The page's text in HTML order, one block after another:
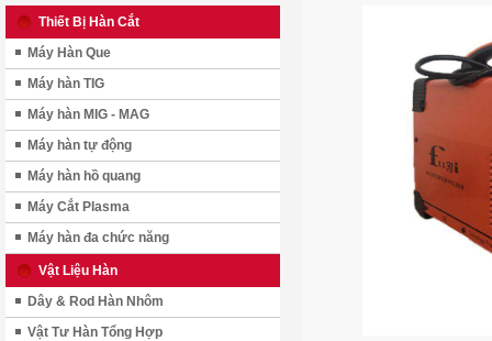
Thiết Bị Hàn Cắt
Máy Hàn Que
Máy hàn TIG
Máy hàn MIG - MAG
Máy hàn tự động
Máy hàn hồ quang
Máy Cắt Plasma
Máy hàn đa chức năng
Vật Liệu Hàn
Dây & Rod Hàn Nhôm
Vật Tư Hàn Tổng Hợp